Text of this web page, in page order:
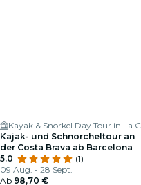
Kajak- und Schnorcheltour an
der Costa Brava ab Barcelona
5.0
(1)
09 Aug. - 28 Sept.
Ab 98,70 €